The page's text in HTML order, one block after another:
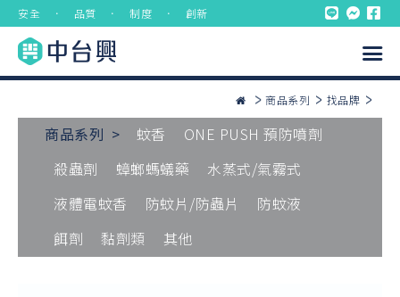
安全 ． 品質 ． 制度 ． 創新
商品系列 找品牌
商品系列 > 蚊香
ONE PUSH 預防噴劑
殺蟲劑
蟑螂螞蟻藥
水蒸式/氣霧式
液體電蚊香
防蚊片/防蟲片
防蚊液
餌劑
黏劑類 其他